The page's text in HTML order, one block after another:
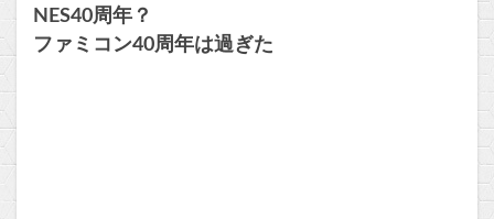
NES40周年？
ファミコン40周年は過ぎた